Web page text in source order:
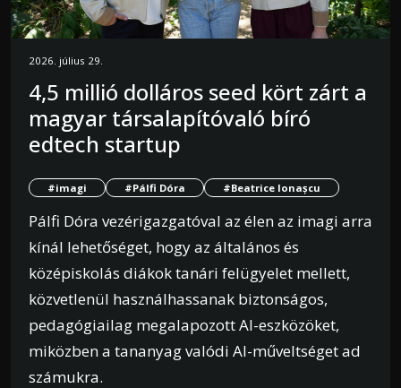
2026. július 29.
4,5 millió dolláros seed kört zárt a
magyar társalapítóvaló bíró
edtech startup
#imagi #Pálfi Dóra #Beatrice Ionașcu
Pálfi Dóra vezérigazgatóval az élen az imagi arra
kínál lehetőséget, hogy az általános és
középiskolás diákok tanári felügyelet mellett,
közvetlenül használhassanak biztonságos,
pedagógiailag megalapozott AI-eszközöket,
miközben a tananyag valódi AI-műveltséget ad
számukra.